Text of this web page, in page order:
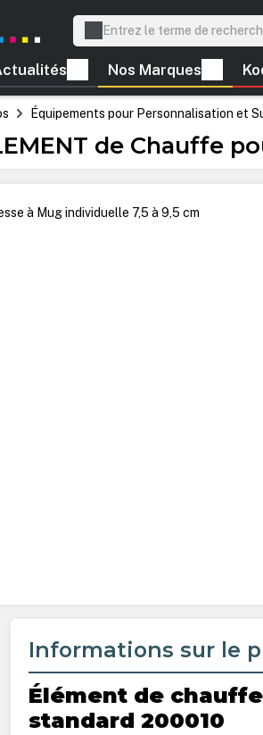
Nos Marques
Équipements pour Personnalisation et
de Chauffe
Informations sur le
Élément de
standard 200010